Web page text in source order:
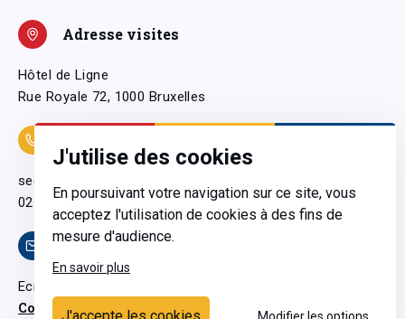
J'utilise des cookies
En poursuivant votre navigation sur ce site, vous
acceptez l'utilisation de cookies à des fins de
mesure d'audience.
En savoir plus
Modifier les options
Adresse visites
Hôtel de Ligne
Rue Royale 72, 1000 Bruxelles
secretariatgeneral@pfwb.be
02 506 38 11
Contact
Ecrivez-nous
Contactez-nous